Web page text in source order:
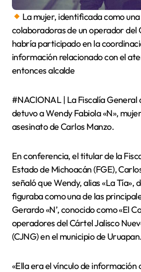
La mujer, identificada como
colaboradoras de un operador del
habría participado en la
información relacionado con el
entonces alcalde
#NACIONAL | La Fiscalía General
detuvo a Wendy Fabiola «N»,
asesinato de Carlos Manzo.
En conferencia, el titular de la
Estado de Michoacán (FGE),
señaló que Wendy, alias «La Tía»,
figuraba como una de las
Gerardo «N’, conocido como «El
operadores del Cártel Jalisco
(CJNG) en el municipio de Uruapan.
«Ella era el vínculo de información